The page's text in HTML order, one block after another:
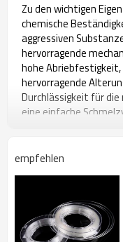
Zu den wichtigen
chemische
aggressiven
hervorragende
hohe
hervorragende
Durchlässigkeit für
eine einfache
Technische
Allgemein
Merkmale
empfehlen